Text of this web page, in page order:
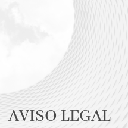
AVISO LEGAL